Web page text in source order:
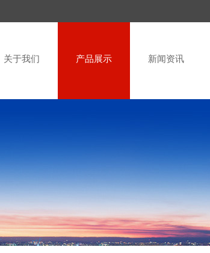
关于我们 产品展示 新闻资讯